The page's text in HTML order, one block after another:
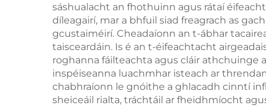
sáshualacht an fhothuinn agus rátaí
díleagairí, mar a bhfuil siad freagrach as
gcustaiméirí. Cheadaíonn an t-ábhar
taisceardáin. Is é an t-éifeachtacht
roghanna fáilteachta agus cláir athchuinge
inspéiseanna luachmhar isteach ar
chabhraíonn le gnóithe a ghlacadh cinntí
sheiceáil rialta, tráchtáil ar fheidhmíocht